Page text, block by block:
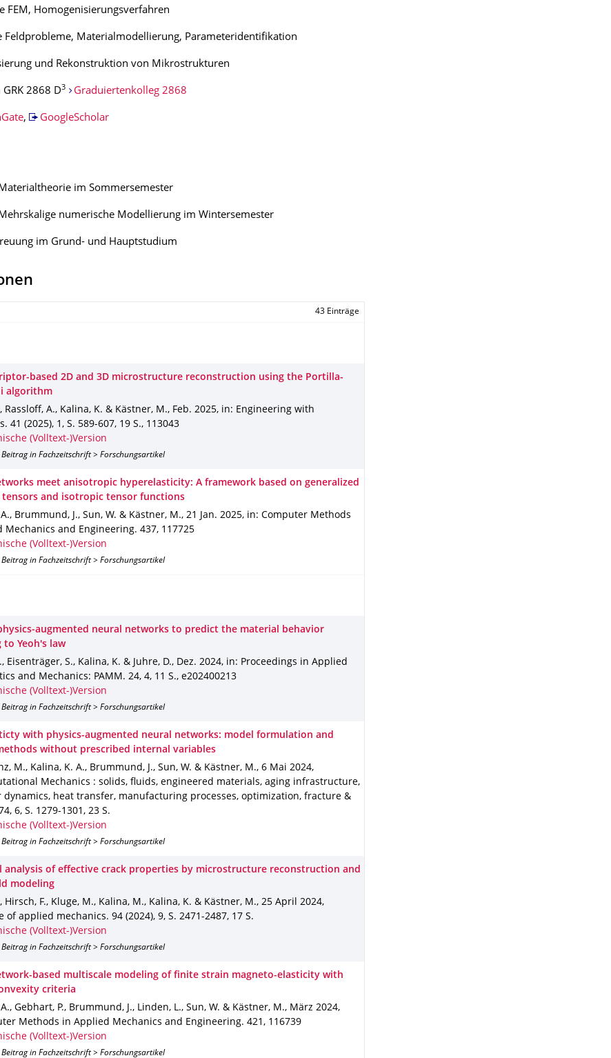
FEM, Homogenisierungsverfahren
Feldprobleme, Materialmodellierung, Parameteridentifikation
und Rekonstruktion von Mikrostrukturen
2868 D3 Graduiertenkol­leg 2868
, GoogleScholar
im Sommersemester
numerische Modellierung im Wintersemester
im Grund- und Hauptstudium
43 Einträge
based 2D and 3D microstructure reconstruction using the Portilla-
algorithm
Rassloff, A., Kalina, K. & Kästner, M., Feb. 2025, in: Engineering with
. 41 (2025), 1 , S. 589-607, 19 S., 113043
(Volltext-)Version
in Fachzeitschrift > Forschungsartikel
meet anisotropic hyperelasticity: A framework based on generalized
and isotropic tensor functions
Brummund, J., Sun, W. & Kästner, M., 21 Jan. 2025, in: Computer Methods
Mechanics and Engineering. 437, 117725
(Volltext-)Version
in Fachzeitschrift > Forschungsartikel
neural networks to predict the material behavior
to Yeoh's law
Eisenträger, S., Kalina, K. & Juhre, D., Dez. 2024, in: Proceedings in Applied
and Mechanics: PAMM . 24, 4, 11 S., e202400213
(Volltext-)Version
in Fachzeitschrift > Forschungsartikel
with physics-augmented neural networks: model formulation and
without prescribed internal variables
M., Kalina, K. A., Brummund, J., Sun, W. & Kästner, M., 6 Mai 2024,
Mechanics : solids, fluids, engineered materials, aging infrastructure,
dynamics, heat transfer, manufacturing processes, optimization, fracture &
74, 6, S. 1279-1301 , 23 S.
(Volltext-)Version
in Fachzeitschrift > Forschungsartikel
analysis of effective crack properties by microstructure reconstruction and
modeling
Hirsch, F., Kluge, M., Kalina, M., Kalina, K. & Kästner, M., 25 April 2024,
of applied mechanics. 94 (2024), 9, S. 2471-2487, 17 S.
(Volltext-)Version
in Fachzeitschrift > Forschungsartikel
based multiscale modeling of finite strain magneto-elasticity with
criteria
Gebhart, P., Brummund, J., Linden, L., Sun, W. & Kästner, M., März 2024,
Methods in Applied Mechanics and Engineering. 421 , 116739
(Volltext-)Version
in Fachzeitschrift > Forschungsartikel